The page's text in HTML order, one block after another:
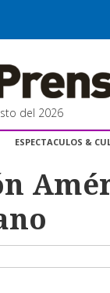
del 2026
ESPECTACULOS &